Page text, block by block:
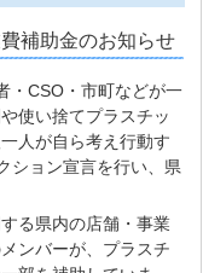
補助金のお知らせ
・CSO・市町などが一
使い捨てプラスチッ
人が自ら考え行動す
ション宣言を行い、県
る県内の店舗・事業
ンバーが、プラスチ